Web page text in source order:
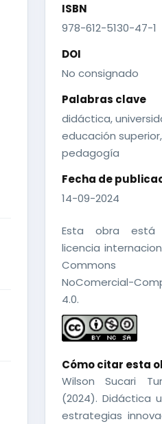
ISBN
978-612-5130-47-1
DOI
No consignado
Palabras clave
didáctica,
educación superior,
pedagogía
Fecha de
14-09-2024
Esta obra está
licencia
Commons
NoComercial-
4.0.
Cómo citar esta
Wilson Sucari
(2024). Didáctica
estrategias